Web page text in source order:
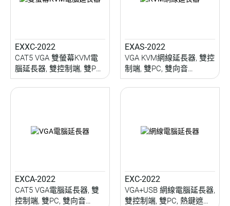
EXXC-2022
CAT5 VGA 雙螢幕KVM電
腦延長器, 雙控制端, 雙PC,
HDB15+USB延伸, 熱鍵遮
罩, RGB校準, 200M
EXAS-2022
VGA KVM網線延長器, 雙控
制端, 雙PC, 雙向音
訊/USB/IR/RS232延伸, 熱
鍵遮罩, RGB校準, 200M
EXCA-2022
CAT5 VGA電腦延長器, 雙
控制端, 雙PC, 雙向音
EXC-2022
VGA+USB 網線電腦延長器,
雙控制端, 雙PC, 熱鍵遮罩,